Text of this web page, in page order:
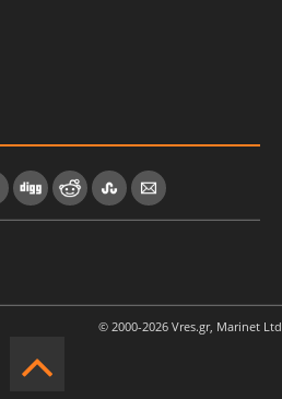
© 2000-2026 Vres.gr, Marinet Ltd